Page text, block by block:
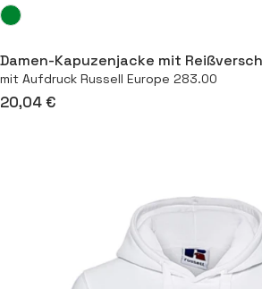
Damen-Kapuzenjacke mit
mit Aufdruck Russell Europe 283.00
20,04 €